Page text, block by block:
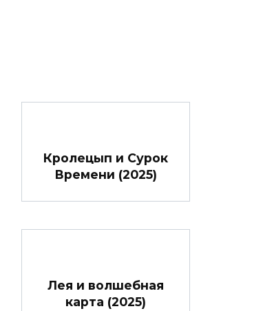
Кролецып и Сурок
Времени (2025)
Лея и волшебная
карта (2025)